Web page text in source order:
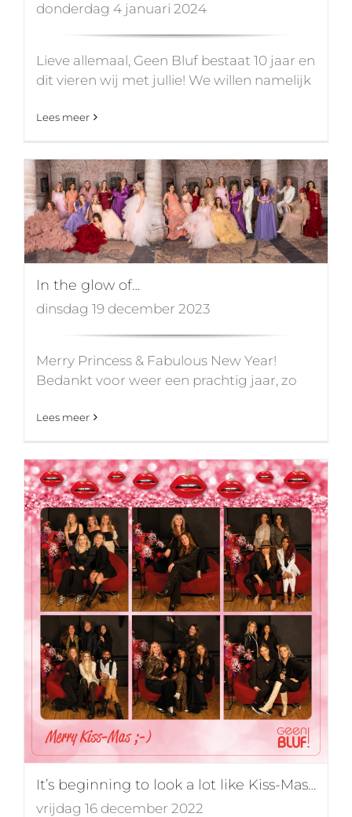
donderdag 4 januari 2024
Lieve allemaal, Geen Bluf bestaat 10 jaar en
dit vieren wij met jullie! We willen namelijk
Lees meer
In the glow of…
dinsdag 19 december 2023
Merry Princess & Fabulous New Year!
Bedankt voor weer een prachtig jaar, zo
Lees meer
It’s beginning to look a lot like Kiss-Mas…
vrijdag 16 december 2022